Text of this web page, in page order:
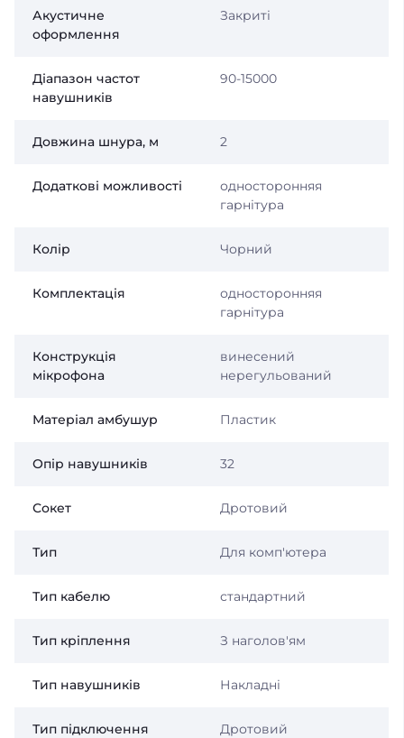
Акустичне
оформлення
Закриті
Діапазон частот
навушників
90-15000
Довжина шнура, м 2
Додаткові можливості
односторонняя
гарнітура
Колір Чорний
Комплектація
односторонняя
гарнітура
Конструкція
мікрофона
винесений
нерегульований
Матеріал амбушур Пластик
Опір навушників 32
Сокет Дротовий
Тип Для комп'ютера
Тип кабелю стандартний
Тип кріплення З наголов'ям
Тип навушників Накладні
Тип підключення Дротовий